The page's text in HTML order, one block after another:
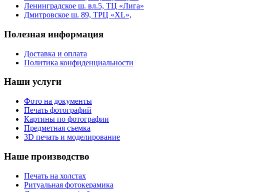
Ленинградское ш. вл.5, ТЦ «Лига»
Дмитровское ш. 89, ТРЦ «XL»,
Полезная информация
Доставка и оплата
Политика конфиденциальности
Наши услуги
Фото на документы
Печать фотографий
Картины по фотографии
Предметная съемка
3D печать и моделирование
Наше производство
Печать на холстах
Ритуальная фотокерамика